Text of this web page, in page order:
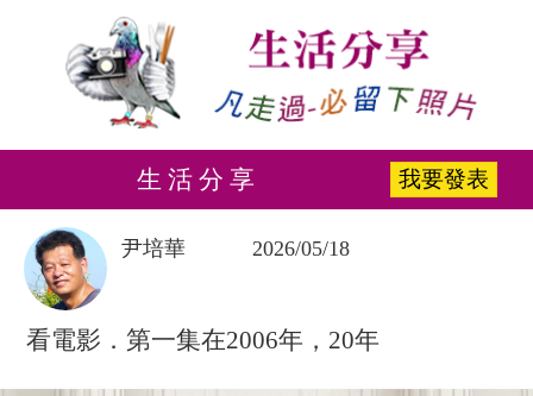
生 活 分 享 我要發表
尹培華 2026/05/18
看電影．第一集在2006年，20年